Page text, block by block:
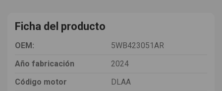
Ficha del producto
OEM:
5WB423051AR
Año fabricación
2024
Código motor
DLAA